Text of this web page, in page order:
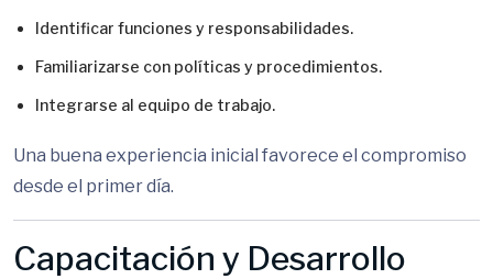
Identificar funciones y responsabilidades.
Familiarizarse con políticas y procedimientos.
Integrarse al equipo de trabajo.
Una buena experiencia inicial favorece el compromiso
desde el primer día.
Capacitación y Desarrollo